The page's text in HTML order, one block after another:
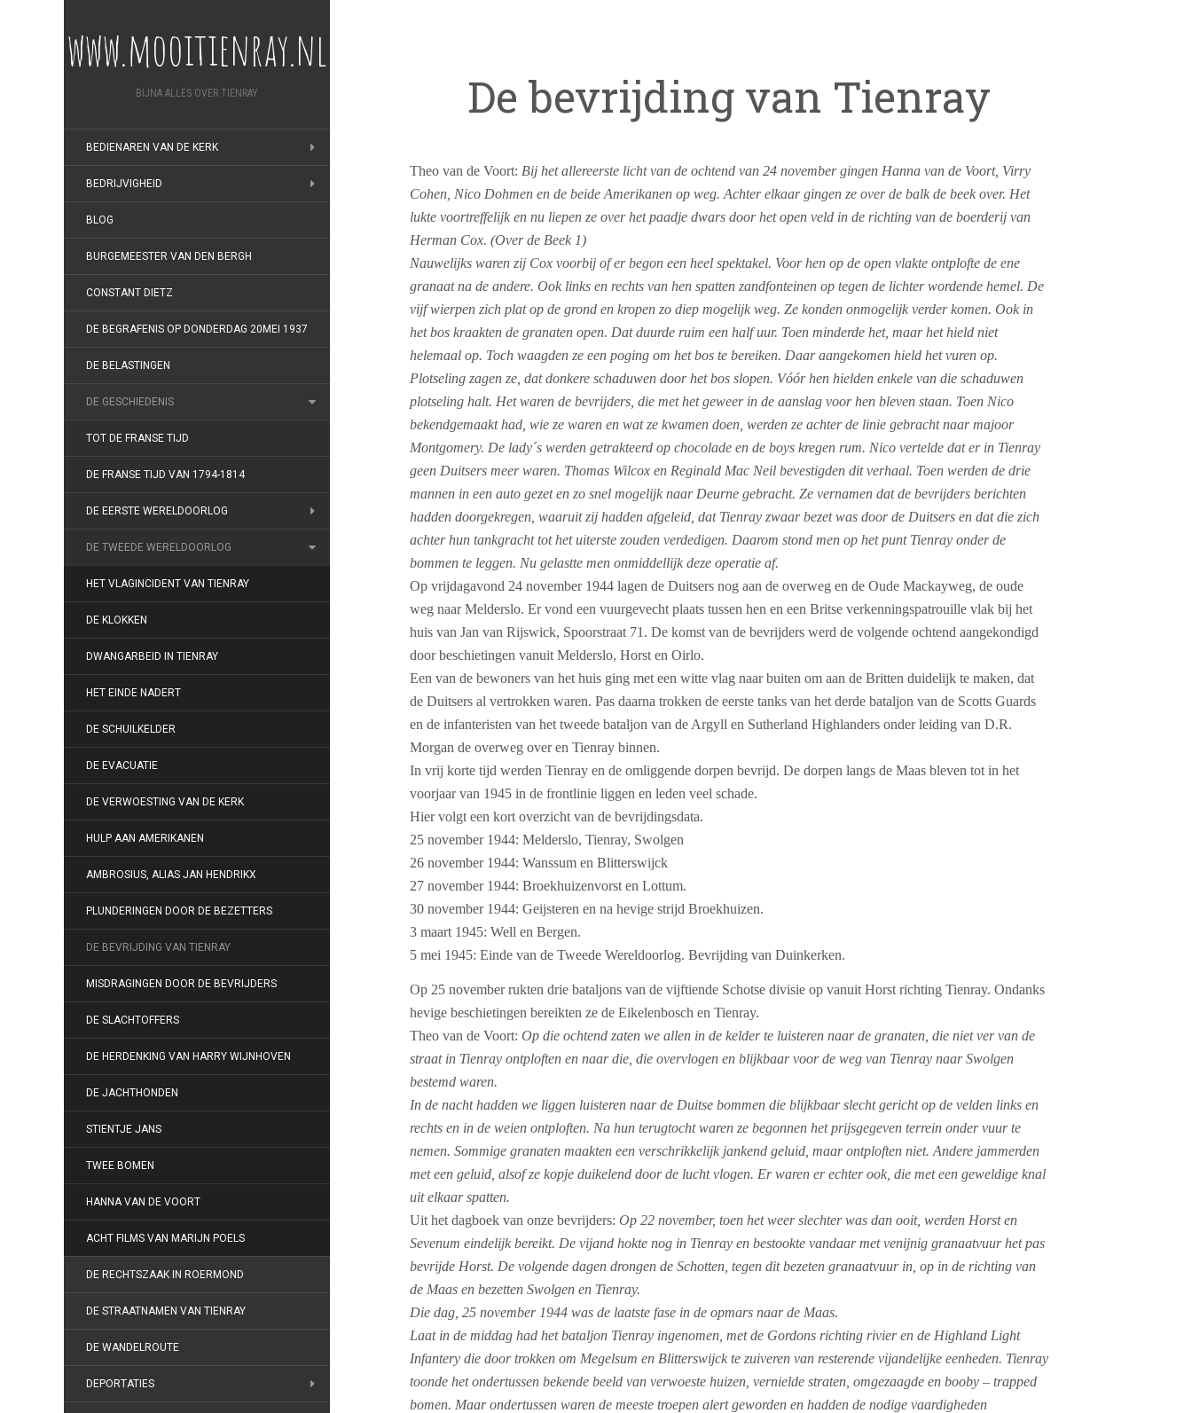
www.mooitienray.nl
BIJNA ALLES OVER TIENRAY
BEDIENAREN VAN DE KERK
BEDRIJVIGHEID
BLOG
BURGEMEESTER VAN DEN BERGH
CONSTANT DIETZ
DE BEGRAFENIS OP DONDERDAG 20MEI 1937
DE BELASTINGEN
DE GESCHIEDENIS
TOT DE FRANSE TIJD
DE FRANSE TIJD VAN 1794-1814
DE EERSTE WERELDOORLOG
DE TWEEDE WERELDOORLOG
HET VLAGINCIDENT VAN TIENRAY
DE KLOKKEN
DWANGARBEID IN TIENRAY
HET EINDE NADERT
DE SCHUILKELDER
DE EVACUATIE
DE VERWOESTING VAN DE KERK
HULP AAN AMERIKANEN
AMBROSIUS, ALIAS JAN HENDRIKX
PLUNDERINGEN DOOR DE BEZETTERS
DE BEVRIJDING VAN TIENRAY
MISDRAGINGEN DOOR DE BEVRIJDERS
DE SLACHTOFFERS
DE HERDENKING VAN HARRY WIJNHOVEN
DE JACHTHONDEN
STIENTJE JANS
TWEE BOMEN
HANNA VAN DE VOORT
ACHT FILMS VAN MARIJN POELS
DE RECHTSZAAK IN ROERMOND
DE STRAATNAMEN VAN TIENRAY
DE WANDELROUTE
DEPORTATIES
De bevrijding van Tienray
Theo van de Voort: Bij het allereerste licht van de ochtend van 24 november gingen Hanna van de Voort, Virry
Cohen, Nico Dohmen en de beide Amerikanen op weg. Achter elkaar gingen ze over de balk de beek over. Het
lukte voortreffelijk en nu liepen ze over het paadje dwars door het open veld in de richting van de boerderij van
Herman Cox. (Over de Beek 1)
Nauwelijks waren zij Cox voorbij of er begon een heel spektakel. Voor hen op de open vlakte ontplofte de ene
granaat na de andere. Ook links en rechts van hen spatten zandfonteinen op tegen de lichter wordende hemel. De
vijf wierpen zich plat op de grond en kropen zo diep mogelijk weg. Ze konden onmogelijk verder komen. Ook in
het bos kraakten de granaten open. Dat duurde ruim een half uur. Toen minderde het, maar het hield niet
helemaal op. Toch waagden ze een poging om het bos te bereiken. Daar aangekomen hield het vuren op.
Plotseling zagen ze, dat donkere schaduwen door het bos slopen. Vóór hen hielden enkele van die schaduwen
plotseling halt. Het waren de bevrijders, die met het geweer in de aanslag voor hen bleven staan. Toen Nico
bekendgemaakt had, wie ze waren en wat ze kwamen doen, werden ze achter de linie gebracht naar majoor
Montgomery. De lady´s werden getrakteerd op chocolade en de boys kregen rum. Nico vertelde dat er in Tienray
geen Duitsers meer waren. Thomas Wilcox en Reginald Mac Neil bevestigden dit verhaal. Toen werden de drie
mannen in een auto gezet en zo snel mogelijk naar Deurne gebracht. Ze vernamen dat de bevrijders berichten
hadden doorgekregen, waaruit zij hadden afgeleid, dat Tienray zwaar bezet was door de Duitsers en dat die zich
achter hun tankgracht tot het uiterste zouden verdedigen. Daarom stond men op het punt Tienray onder de
bommen te leggen. Nu gelastte men onmiddellijk deze operatie af.
Op vrijdagavond 24 november 1944 lagen de Duitsers nog aan de overweg en de Oude Mackayweg, de oude
weg naar Melderslo. Er vond een vuurgevecht plaats tussen hen en een Britse verkenningspatrouille vlak bij het
huis van Jan van Rijswick, Spoorstraat 71. De komst van de bevrijders werd de volgende ochtend aangekondigd
door beschietingen vanuit Melderslo, Horst en Oirlo.
Een van de bewoners van het huis ging met een witte vlag naar buiten om aan de Britten duidelijk te maken, dat
de Duitsers al vertrokken waren. Pas daarna trokken de eerste tanks van het derde bataljon van de Scotts Guards
en de infanteristen van het tweede bataljon van de Argyll en Sutherland Highlanders onder leiding van D.R.
Morgan de overweg over en Tienray binnen.
In vrij korte tijd werden Tienray en de omliggende dorpen bevrijd. De dorpen langs de Maas bleven tot in het
voorjaar van 1945 in de frontlinie liggen en leden veel schade.
Hier volgt een kort overzicht van de bevrijdingsdata.
25 november 1944: Melderslo, Tienray, Swolgen
26 november 1944: Wanssum en Blitterswijck
27 november 1944: Broekhuizenvorst en Lottum.
30 november 1944: Geijsteren en na hevige strijd Broekhuizen.
3 maart 1945: Well en Bergen.
5 mei 1945: Einde van de Tweede Wereldoorlog. Bevrijding van Duinkerken.
Op 25 november rukten drie bataljons van de vijftiende Schotse divisie op vanuit Horst richting Tienray. Ondanks
hevige beschietingen bereikten ze de Eikelenbosch en Tienray.
Theo van de Voort: Op die ochtend zaten we allen in de kelder te luisteren naar de granaten, die niet ver van de
straat in Tienray ontploften en naar die, die overvlogen en blijkbaar voor de weg van Tienray naar Swolgen
bestemd waren.
In de nacht hadden we liggen luisteren naar de Duitse bommen die blijkbaar slecht gericht op de velden links en
rechts en in de weien ontploften. Na hun terugtocht waren ze begonnen het prijsgegeven terrein onder vuur te
nemen. Sommige granaten maakten een verschrikkelijk jankend geluid, maar ontploften niet. Andere jammerden
met een geluid, alsof ze kopje duikelend door de lucht vlogen. Er waren er echter ook, die met een geweldige knal
uit elkaar spatten.
Uit het dagboek van onze bevrijders: Op 22 november, toen het weer slechter was dan ooit, werden Horst en
Sevenum eindelijk bereikt. De vijand hokte nog in Tienray en bestookte vandaar met venijnig granaatvuur het pas
bevrijde Horst. De volgende dagen drongen de Schotten, tegen dit bezeten granaatvuur in, op in de richting van
de Maas en bezetten Swolgen en Tienray.
Die dag, 25 november 1944 was de laatste fase in de opmars naar de Maas.
Laat in de middag had het bataljon Tienray ingenomen, met de Gordons richting rivier en de Highland Light
Infantery die door trokken om Megelsum en Blitterswijck te zuiveren van resterende vijandelijke eenheden. Tienray
toonde het ondertussen bekende beeld van verwoeste huizen, vernielde straten, omgezaagde en booby – trapped
bomen. Maar ondertussen waren de meeste troepen alert geworden en hadden de nodige vaardigheden